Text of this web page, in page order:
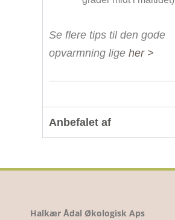
Se flere tips til den gode
opvarmning lige her >
Anbefalet af
Halkær Ådal Økologisk Aps